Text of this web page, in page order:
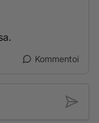
Kommentoi